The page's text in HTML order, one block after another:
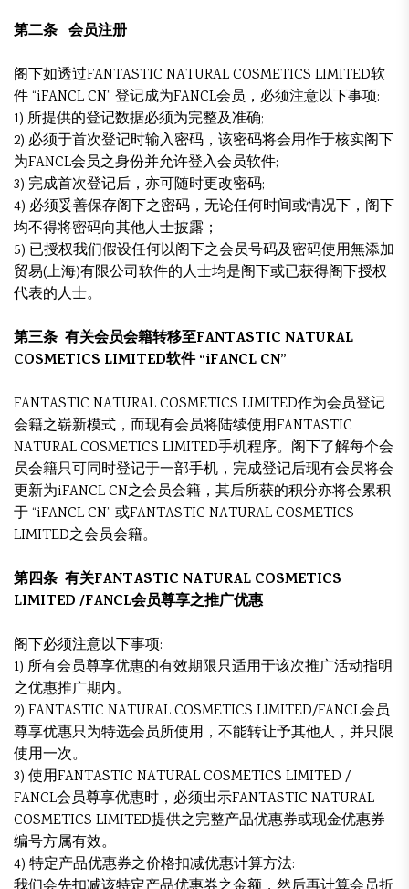
第二条 会员注册
阁下如透过FANTASTIC NATURAL COSMETICS LIMITED软
件 “iFANCL CN” 登记成为FANCL会员，必须注意以下事项:
1) 所提供的登记数据必须为完整及准确;
2) 必须于首次登记时输入密码，该密码将会用作于核实阁下
为FANCL会员之身份并允许登入会员软件;
3) 完成首次登记后，亦可随时更改密码;
4) 必须妥善保存阁下之密码，无论任何时间或情况下，阁下
均不得将密码向其他人士披露；
5) 已授权我们假设任何以阁下之会员号码及密码使用無添加
贸易(上海)有限公司软件的人士均是阁下或已获得阁下授权
代表的人士。
第三条 有关会员会籍转移至FANTASTIC NATURAL
COSMETICS LIMITED软件 “iFANCL CN”
FANTASTIC NATURAL COSMETICS LIMITED作为会员登记
会籍之崭新模式，而现有会员将陆续使用FANTASTIC
NATURAL COSMETICS LIMITED手机程序。阁下了解每个会
员会籍只可同时登记于一部手机，完成登记后现有会员将会
更新为iFANCL CN之会员会籍，其后所获的积分亦将会累积
于 “iFANCL CN” 或FANTASTIC NATURAL COSMETICS
LIMITED之会员会籍。
第四条 有关FANTASTIC NATURAL COSMETICS
LIMITED /FANCL会员尊享之推广优惠
阁下必须注意以下事项:
1) 所有会员尊享优惠的有效期限只适用于该次推广活动指明
之优惠推广期内。
2) FANTASTIC NATURAL COSMETICS LIMITED/FANCL会员
尊享优惠只为特选会员所使用，不能转让予其他人，并只限
使用一次。
3) 使用FANTASTIC NATURAL COSMETICS LIMITED /
FANCL会员尊享优惠时，必须出示FANTASTIC NATURAL
COSMETICS LIMITED提供之完整产品优惠券或现金优惠券
编号方属有效。
4) 特定产品优惠券之价格扣减优惠计算方法: